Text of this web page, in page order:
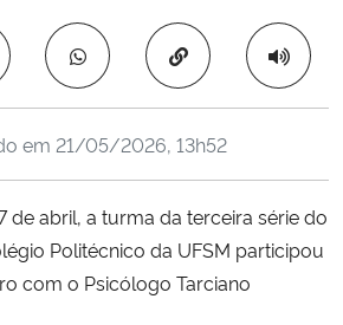
Inovações e Comunicações
Copiar para área
em 21/05/2026, 13h52
de abril, a turma da terceira série do
Politécnico da UFSM participou
com o Psicólogo Tarciano